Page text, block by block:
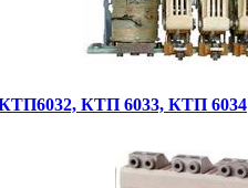
КТП 6033, КТП 6034